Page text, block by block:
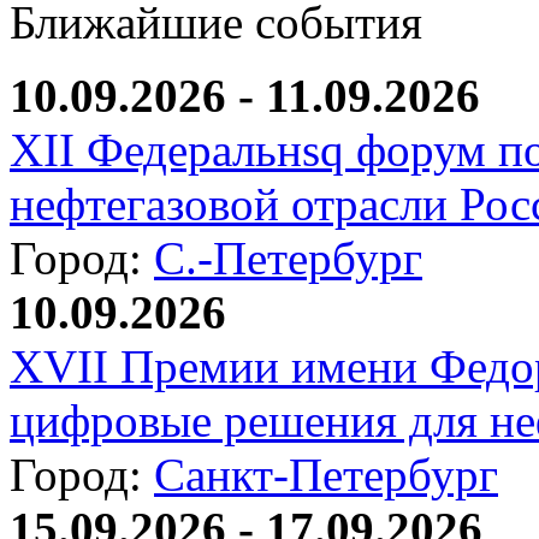
Ближайшие события
10.09.2026 - 11.09.2026
XII Федеральнsq форум
нефтегазовой отрасли
Город: С.-Петербург
10.09.2026
XVII Премии имени
цифровые решения для
Город: Санкт-Петербург